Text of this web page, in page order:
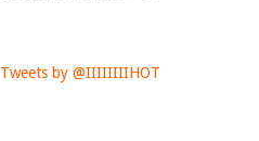
Tweets by @IIIIIIIIHOT